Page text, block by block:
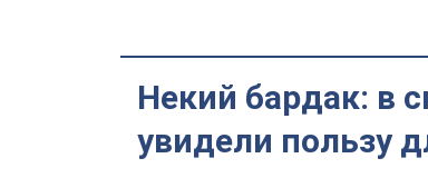
Некий бардак: в
увидели пользу